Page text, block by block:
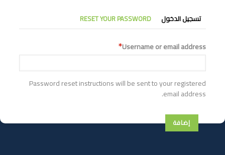
التبويبات
الأساسية
تسجيل الدخول RESET YOUR PASSWORD
Username or email address
Password reset instructions will be sent to your registered
email address.